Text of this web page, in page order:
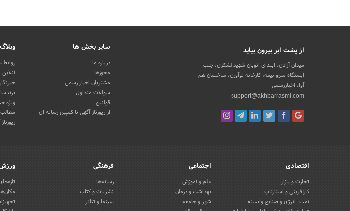
از پشت ابر بیرون بیاید
میدان آزادی، ابتدای اتوبان شهید لشکری، جنب
ایستگاه مترو بیمه، کارخانه نوآوری، ساختمان هم
آوا، اخباررسمی
support@akhbarrasmi.com
سایر بخش ها
درباره ما
مجوزها
مشتریان اخبار رسمی
سوالات متداول
قوانین
از رپورتاژ آگهی تا کمپین رسانه ای
وبلاگ
روابط
ویژه
مطالب
اقتصادی
تجارت و بازار
کارآفرینی و استارتاپ
نفت، انرژی و صنایع وابسته
اجتماعی
علم و آموزش
بهداشت و درمان
شهر و جامعه
فرهنگی
رسانه‌ها
نشریات و کتاب
سینما و تئاتر